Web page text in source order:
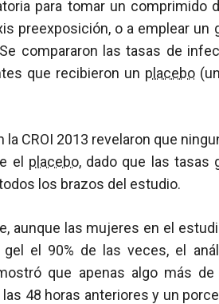
para tomar un comprimido
preexposición, o a emplear un
compararon las tasas de
que recibieron un placebo
CROI 2013 revelaron que
el placebo, dado que las tasas
los brazos del estudio.
aunque las mujeres en el
el 90% de las veces, el
que apenas algo más
48 horas anteriores y un